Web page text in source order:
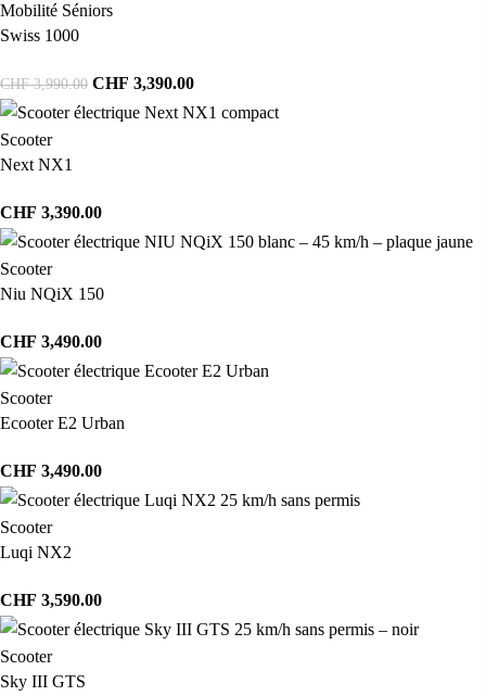
Mobilité Séniors
Swiss 1000
CHF3,990.00 CHF 3,390.00
Scooter
Next NX1
CHF 3,390.00
Scooter
Niu NQiX 150
CHF 3,490.00
Scooter
Ecooter E2 Urban
CHF 3,490.00
Scooter
Luqi NX2
CHF 3,590.00
Scooter
Sky III GTS